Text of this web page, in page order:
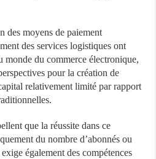
des moyens de paiement
des services logistiques ont
monde du commerce électronique,
pour la création de
relativement limité par rapport
que la réussite dans ce
du nombre d’abonnés ou
également des compétences